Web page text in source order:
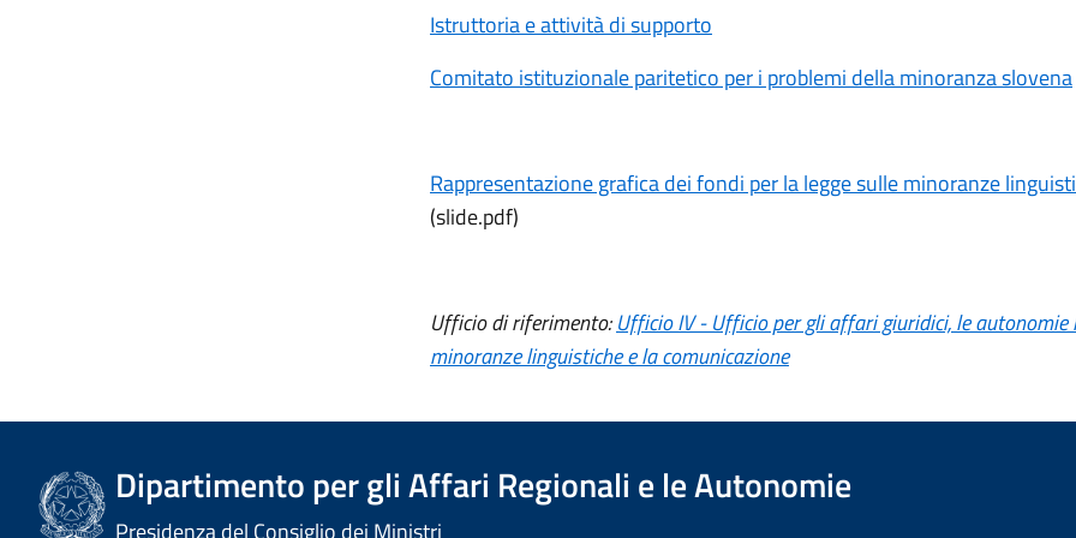
Istruttoria e attività di supporto
Comitato istituzionale paritetico per i problemi della minoranza slovena
Rappresentazione grafica dei fondi per la legge sulle minoranze
(slide.pdf)
Ufficio di riferimento:Ufficio IV - Ufficio per gli affari giuridici, le autonomie
minoranze linguistiche e la comunicazione
Dipartimento per gli Affari Regionali e le Autonomie
Presidenza del Consiglio dei Ministri